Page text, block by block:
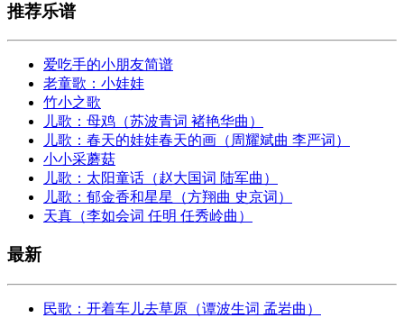
推荐乐谱
爱吃手的小朋友简谱
老童歌：小娃娃
竹小之歌
儿歌：母鸡（苏波青词 褚艳华曲）
儿歌：春天的娃娃春天的画（周耀斌曲 李严词）
小小采蘑菇
儿歌：太阳童话（赵大国词 陆军曲）
儿歌：郁金香和星星（方翔曲 史京词）
天真（李如会词 任明 任秀岭曲）
最新
民歌：开着车儿去草原（谭波生词 孟岩曲）